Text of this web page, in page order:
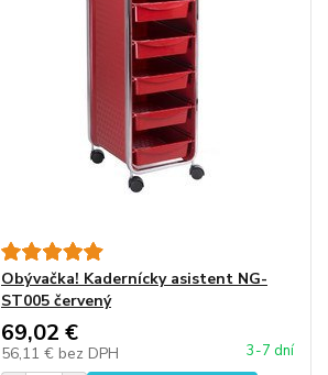
Obývačka! Kadernícky asistent NG-
ST005 červený
69,02 €
56,11 € bez DPH 3-7 dní